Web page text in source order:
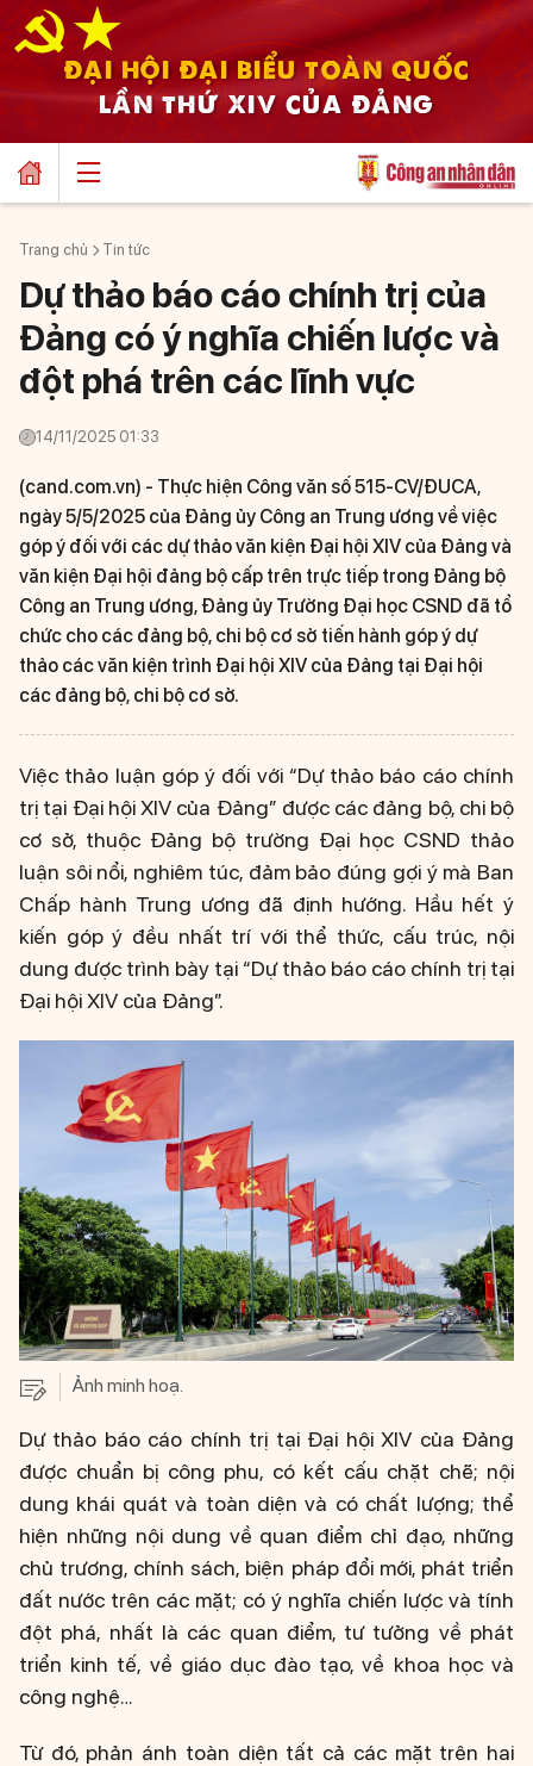
ĐẠI HỘI ĐẠI BIỂU TOÀN QUỐC
LẦN THỨ XIV CỦA ĐẢNG
Trang chủ Tin tức
Dự thảo báo cáo chính trị của
Đảng có ý nghĩa chiến lược và
đột phá trên các lĩnh vực
14/11/2025 01:33
(cand.com.vn) - Thực hiện Công văn số 515-CV/ĐUCA,
ngày 5/5/2025 của Đảng ủy Công an Trung ương về việc
góp ý đối với các dự thảo văn kiện Đại hội XIV của Đảng và
văn kiện Đại hội đảng bộ cấp trên trực tiếp trong Đảng bộ
Công an Trung ương, Đảng ủy Trường Đại học CSND đã tổ
chức cho các đảng bộ, chi bộ cơ sở tiến hành góp ý dự
thảo các văn kiện trình Đại hội XIV của Đảng tại Đại hội
các đảng bộ, chi bộ cơ sở.
Việc thảo luận góp ý đối với “Dự thảo báo cáo chính
trị tại Đại hội XIV của Đảng” được các đảng bộ, chi bộ
cơ sở, thuộc Đảng bộ trường Đại học CSND thảo
luận sôi nổi, nghiêm túc, đảm bảo đúng gợi ý mà Ban
Chấp hành Trung ương đã định hướng. Hầu hết ý
kiến góp ý đều nhất trí với thể thức, cấu trúc, nội
dung được trình bày tại “Dự thảo báo cáo chính trị tại
Đại hội XIV của Đảng”.
Ảnh minh hoạ.
Dự thảo báo cáo chính trị tại Đại hội XIV của Đảng
được chuẩn bị công phu, có kết cấu chặt chẽ; nội
dung khái quát và toàn diện và có chất lượng; thể
hiện những nội dung về quan điểm chỉ đạo, những
chủ trương, chính sách, biện pháp đổi mới, phát triển
đất nước trên các mặt; có ý nghĩa chiến lược và tính
đột phá, nhất là các quan điểm, tư tưởng về phát
triển kinh tế, về giáo dục đào tạo, về khoa học và
công nghệ…
Từ đó, phản ánh toàn diện tất cả các mặt trên hai